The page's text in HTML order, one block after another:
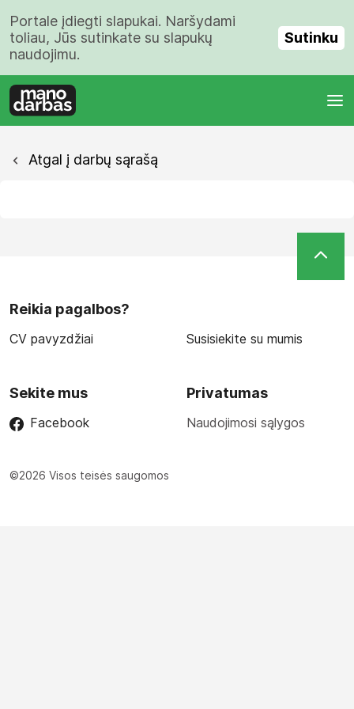
Portale įdiegti slapukai. Naršydami
toliau, Jūs sutinkate su slapukų
naudojimu.
Sutinku
Atgal į darbų sąrašą
Reikia pagalbos?
CV pavyzdžiai Susisiekite su mumis
Sekite mus
Facebook
Privatumas
Naudojimosi sąlygos
©2026 Visos teisės saugomos